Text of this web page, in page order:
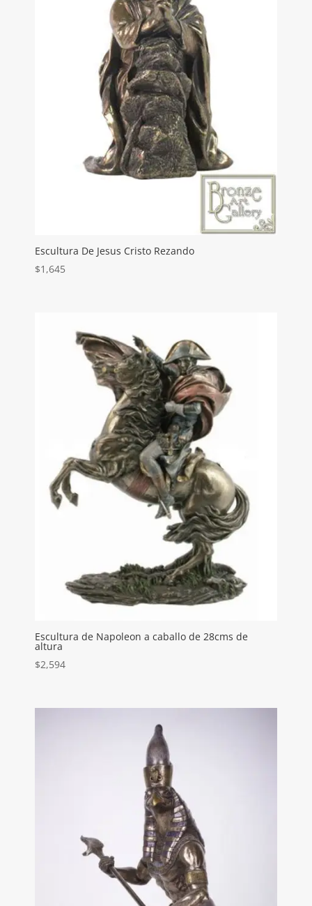
Escultura De Jesus Cristo Rezando
$1,645
Escultura de Napoleon a caballo de 28cms de
altura
$2,594